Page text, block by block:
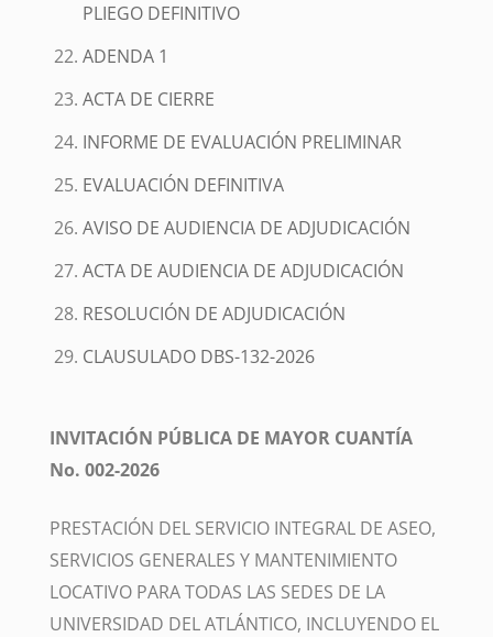
PLIEGO DEFINITIVO
ADENDA 1
ACTA DE CIERRE
INFORME DE EVALUACIÓN PRELIMINAR
EVALUACIÓN DEFINITIVA
AVISO DE AUDIENCIA DE ADJUDICACIÓN
ACTA DE AUDIENCIA DE ADJUDICACIÓN
RESOLUCIÓN DE ADJUDICACIÓN
CLAUSULADO DBS-132-2026
INVITACIÓN PÚBLICA DE MAYOR CUANTÍA
No. 002-2026
PRESTACIÓN DEL SERVICIO INTEGRAL DE ASEO,
SERVICIOS GENERALES Y MANTENIMIENTO
LOCATIVO PARA TODAS LAS SEDES DE LA
UNIVERSIDAD DEL ATLÁNTICO, INCLUYENDO EL